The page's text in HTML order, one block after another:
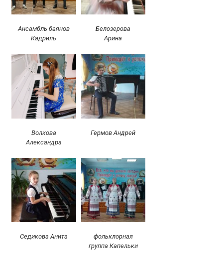
Ансамбль баянов
Кадриль
Белозерова
Арина
Волкова
Александра
Гермов Андрей
Седикова Анита
фольклорная
группа Капельки